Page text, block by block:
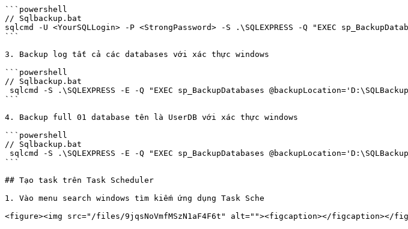
```powershell
// Sqlbackup.bat
sqlcmd -U <YourSQLLogin> -P <StrongPassword> -S .\SQLEXPRESS -Q "EXEC
```
3. Backup log tất cả các databases với xác thực windows
```powershell
// Sqlbackup.bat
```
4. Backup full 01 database tên là UserDB với xác thực windows
```powershell
// Sqlbackup.bat
```
## Tạo task trên Task Scheduler
1. Vào menu search windows tìm kiếm ứng dụng Task Sche
<figure><img src="/files/9jqsNoVmfMSzN1aF4F6t" alt=""><figcaption></figcaption></